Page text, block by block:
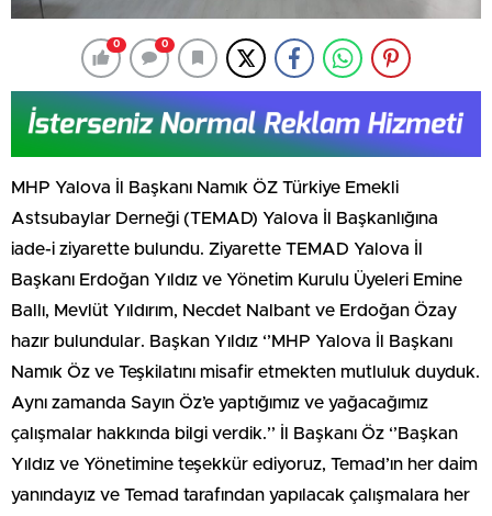
0 0
MHP Yalova İl Başkanı Namık ÖZ Türkiye Emekli
Astsubaylar Derneği (TEMAD) Yalova İl Başkanlığına
iade-i ziyarette bulundu. Ziyarette TEMAD Yalova İl
Başkanı Erdoğan Yıldız ve Yönetim Kurulu Üyeleri Emine
Ballı, Mevlüt Yıldırım, Necdet Nalbant ve Erdoğan Özay
hazır bulundular. Başkan Yıldız ‘’MHP Yalova İl Başkanı
Namık Öz ve Teşkilatını misafir etmekten mutluluk duyduk.
Aynı zamanda Sayın Öz’e yaptığımız ve yağacağımız
çalışmalar hakkında bilgi verdik.’’ İl Başkanı Öz ‘’Başkan
Yıldız ve Yönetimine teşekkür ediyoruz, Temad’ın her daim
yanındayız ve Temad tarafından yapılacak çalışmalara her